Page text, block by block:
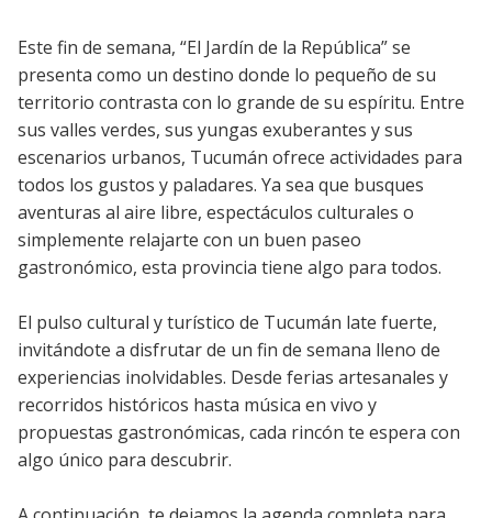
Este fin de semana, “El Jardín de la República” se
presenta como un destino donde lo pequeño de su
territorio contrasta con lo grande de su espíritu. Entre
sus valles verdes, sus yungas exuberantes y sus
escenarios urbanos, Tucumán ofrece actividades para
todos los gustos y paladares. Ya sea que busques
aventuras al aire libre, espectáculos culturales o
simplemente relajarte con un buen paseo
gastronómico, esta provincia tiene algo para todos.
El pulso cultural y turístico de Tucumán late fuerte,
invitándote a disfrutar de un fin de semana lleno de
experiencias inolvidables. Desde ferias artesanales y
recorridos históricos hasta música en vivo y
propuestas gastronómicas, cada rincón te espera con
algo único para descubrir.